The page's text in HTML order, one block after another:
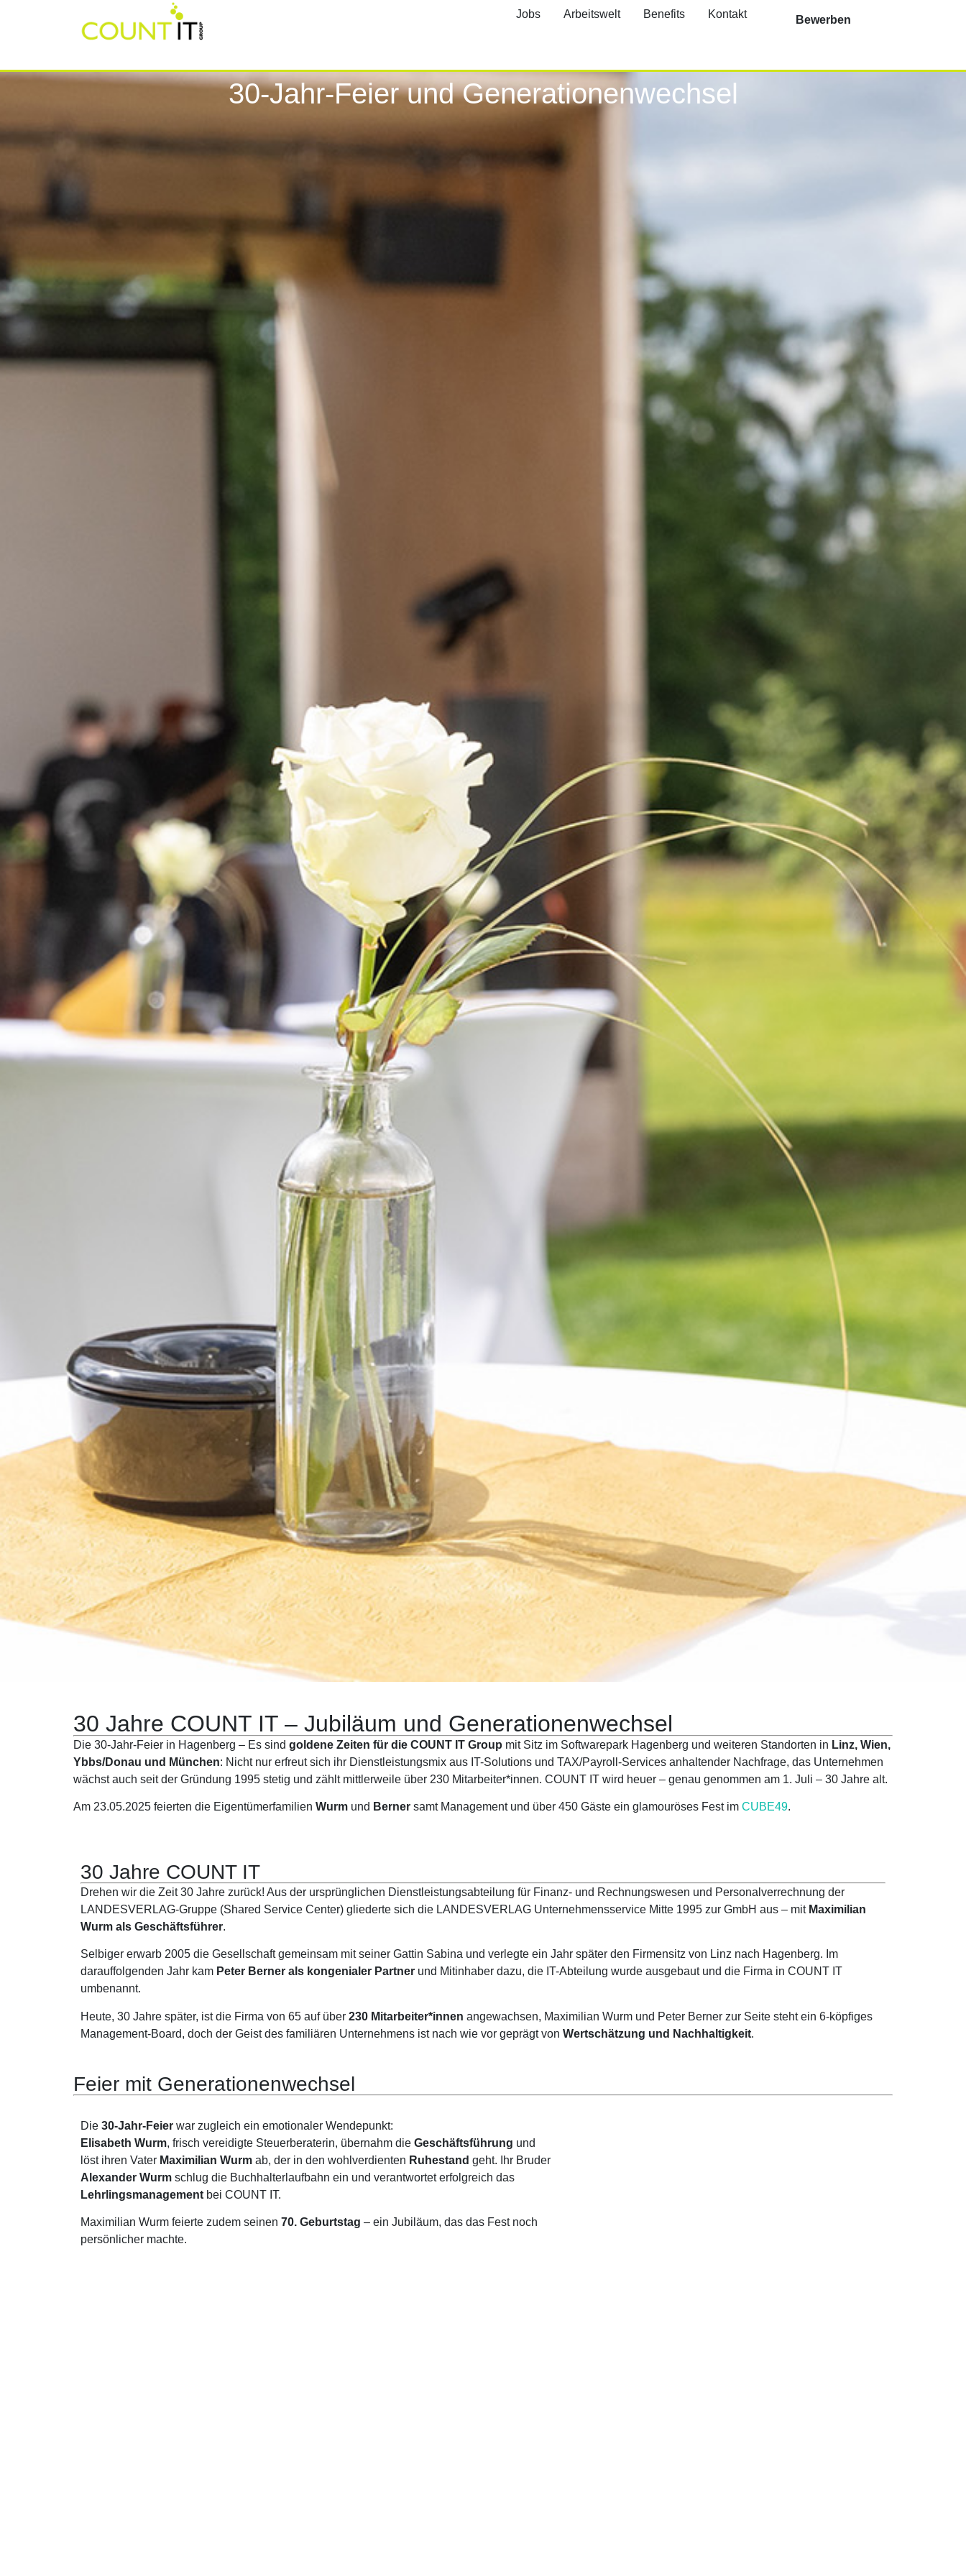
Jobs Arbeitswelt Benefits Kontakt Bewerben
30-Jahr-Feier und Generationenwechsel
30 Jahre COUNT IT – Jubiläum und Generationen­wechsel
Die 30-Jahr-Feier in Hagenberg – Es sind goldene Zeiten für die COUNT IT Group mit Sitz im Softwarepark Hagenberg und weiteren Standorten in Linz, Wien,
Ybbs/Donau und München: Nicht nur erfreut sich ihr Dienstleistungsmix aus IT-Solutions und TAX/Payroll-Services anhaltender Nachfrage, das Unternehmen
wächst auch seit der Gründung 1995 stetig und zählt mittlerweile über 230 Mitarbeiter*innen. COUNT IT wird heuer – genau genommen am 1. Juli – 30 Jahre alt.
Am 23.05.2025 feierten die Eigentümerfamilien Wurm und Berner samt Management und über 450 Gäste ein glamouröses Fest im CUBE49.
30 Jahre COUNT IT
Drehen wir die Zeit 30 Jahre zurück! Aus der ursprünglichen Dienstleistungsabteilung für Finanz- und Rechnungswesen und Personalverrechnung der
LANDESVERLAG-Gruppe (Shared Service Center) gliederte sich die LANDESVERLAG Unternehmensservice Mitte 1995 zur GmbH aus – mit Maximilian
Wurm als Geschäftsführer.
Selbiger erwarb 2005 die Gesellschaft gemeinsam mit seiner Gattin Sabina und verlegte ein Jahr später den Firmensitz von Linz nach Hagenberg. Im
darauffolgenden Jahr kam Peter Berner als kongenialer Partner und Mitinhaber dazu, die IT-Abteilung wurde ausgebaut und die Firma in COUNT IT
umbenannt.
Heute, 30 Jahre später, ist die Firma von 65 auf über 230 Mitarbeiter*innen angewachsen, Maximilian Wurm und Peter Berner zur Seite steht ein 6-köpfiges
Management-Board, doch der Geist des familiären Unternehmens ist nach wie vor geprägt von Wertschätzung und Nachhaltigkeit.
Feier mit Generationen­wechsel
Die 30-Jahr-Feier war zugleich ein emotionaler Wendepunkt:
Elisabeth Wurm, frisch vereidigte Steuerberaterin, übernahm die Geschäftsführung und
löst ihren Vater Maximilian Wurm ab, der in den wohlverdienten Ruhestand geht. Ihr Bruder
Alexander Wurm schlug die Buchhalterlaufbahn ein und verantwortet erfolgreich das
Lehrlingsmanagement bei COUNT IT.
Maximilian Wurm feierte zudem seinen 70. Geburtstag – ein Jubiläum, das das Fest noch
persönlicher machte.